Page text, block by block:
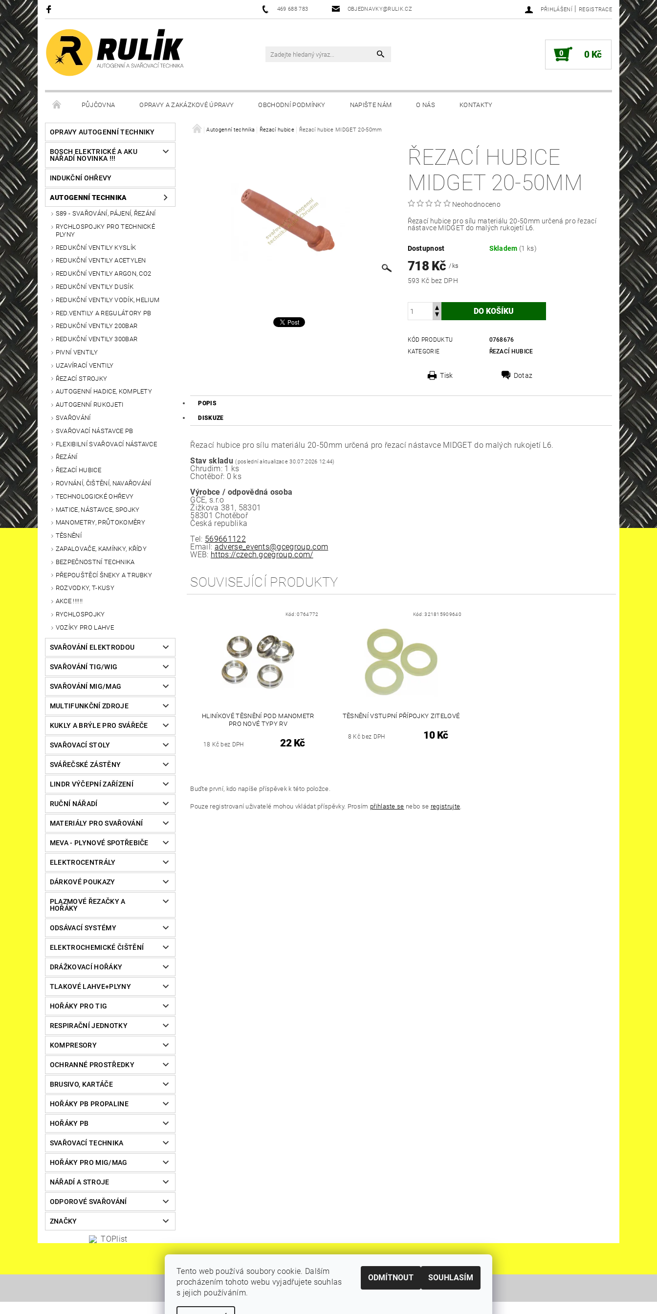
469 688 783 OBJEDNAVKY@RULIK.CZ PŘIHLÁŠENÍ | REGISTRACE
0 0 Kč
PŮJČOVNA OPRAVY A ZAKÁZKOVÉ ÚPRAVY OBCHODNÍ PODMÍNKY NAPIŠTE NÁM O NÁS KONTAKTY
OPRAVY AUTOGENNÍ TECHNIKY
BOSCH ELEKTRICKÉ A AKU
NÁŘADÍ NOVINKA !!!
INDUKČNÍ OHŘEVY
AUTOGENNÍ TECHNIKA
S89 - SVAŘOVÁNÍ, PÁJENÍ, ŘEZÁNÍ
RYCHLOSPOJKY PRO TECHNICKÉ
PLYNY
REDUKČNÍ VENTILY KYSLÍK
REDUKČNÍ VENTILY ACETYLEN
REDUKČNÍ VENTILY ARGON, CO2
REDUKČNÍ VENTILY DUSÍK
REDUKČNÍ VENTILY VODÍK, HELIUM
RED.VENTILY A REGULÁTORY PB
REDUKČNÍ VENTILY 200BAR
REDUKČNÍ VENTILY 300BAR
PIVNÍ VENTILY
UZAVÍRACÍ VENTILY
ŘEZACÍ STROJKY
AUTOGENNÍ HADICE, KOMPLETY
AUTOGENNÍ RUKOJETI
SVAŘOVÁNÍ
SVAŘOVACÍ NÁSTAVCE PB
FLEXIBILNÍ SVAŘOVACÍ NÁSTAVCE
ŘEZÁNÍ
ŘEZACÍ HUBICE
ROVNÁNÍ, ČIŠTĚNÍ, NAVAŘOVÁNÍ
TECHNOLOGICKÉ OHŘEVY
MATICE, NÁSTAVCE, SPOJKY
MANOMETRY, PRŮTOKOMĚRY
TĚSNĚNÍ
ZAPALOVAČE, KAMÍNKY, KŘÍDY
BEZPEČNOSTNÍ TECHNIKA
PŘEPOUŠTĚCÍ ŠNEKY A TRUBKY
ROZVODKY, T-KUSY
AKCE !!!!!!
RYCHLOSPOJKY
VOZÍKY PRO LAHVE
SVAŘOVÁNÍ ELEKTRODOU
SVAŘOVÁNÍ TIG/WIG
SVAŘOVÁNÍ MIG/MAG
MULTIFUNKČNÍ ZDROJE
KUKLY A BRÝLE PRO SVÁŘEČE
SVAŘOVACÍ STOLY
SVÁŘEČSKÉ ZÁSTĚNY
LINDR VÝČEPNÍ ZAŘÍZENÍ
RUČNÍ NÁŘADÍ
MATERIÁLY PRO SVAŘOVÁNÍ
MEVA - PLYNOVÉ SPOTŘEBIČE
ELEKTROCENTRÁLY
DÁRKOVÉ POUKAZY
PLAZMOVÉ ŘEZAČKY A
HOŘÁKY
ODSÁVACÍ SYSTÉMY
ELEKTROCHEMICKÉ ČIŠTĚNÍ
DRÁŽKOVACÍ HOŘÁKY
TLAKOVÉ LAHVE+PLYNY
HOŘÁKY PRO TIG
RESPIRAČNÍ JEDNOTKY
KOMPRESORY
OCHRANNÉ PROSTŘEDKY
BRUSIVO, KARTÁČE
HOŘÁKY PB PROPALINE
HOŘÁKY PB
SVAŘOVACÍ TECHNIKA
HOŘÁKY PRO MIG/MAG
NÁŘADÍ A STROJE
ODPOROVÉ SVAŘOVÁNÍ
ZNAČKY
Autogenní technika Řezací hubice Řezací hubice MIDGET 20-50mm
ŘEZACÍ HUBICE
MIDGET 20-50MM
Neohodnoceno
Řezací hubice pro sílu materiálu 20-50mm určená pro řezací
nástavce MIDGET do malých rukojetí L6.
Dostupnost Skladem (1 ks)
718 Kč/ ks
593 Kč bez DPH
KÓD PRODUKTU
0768676
KATEGORIE
ŘEZACÍ HUBICE
Tisk Dotaz
POPIS
DISKUZE
Řezací hubice pro sílu materiálu 20-50mm určená pro řezací nástavce MIDGET do malých rukojetí L6.
Stav skladu (poslední aktualizace 30.07.2026 12:44)
Chrudim: 1 ks
Chotěboř: 0 ks
Výrobce / odpovědná osoba
GCE, s.r.o
Žižkova 381, 58301
58301 Chotěboř
Česká republika
Tel: 569661122
Email: adverse_events@gcegroup.com
WEB: https://czech.gcegroup.com/
SOUVISEJÍCÍ PRODUKTY
Kód:0764772
HLINÍKOVÉ TĚSNĚNÍ POD MANOMETR
PRO NOVÉ TYPY RV
18 Kč bez DPH 22 Kč
Kód:321815909640
TĚSNĚNÍ VSTUPNÍ PŘÍPOJKY ZITELOVÉ
8 Kč bez DPH 10 Kč
Buďte první, kdo napíše příspěvek k této položce.
Pouze registrovaní uživatelé mohou vkládat příspěvky. Prosím přihlaste se nebo se registrujte
Původní eshop rulik.cz
Tento web používá soubory cookie. Dalším
procházením tohoto webu vyjadřujete souhlas
s jejich používáním.
ODMÍTNOUT SOUHLASÍM